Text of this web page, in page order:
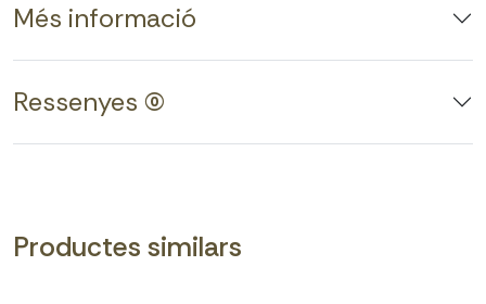
Més informació
Ressenyes (0)
Productes similars